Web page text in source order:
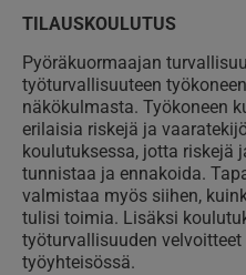
TILAUSKOULUTUS
Pyöräkuormaajan
työturvallisuuteen
näkökulmasta. Työkoneen
erilaisia riskejä ja
koulutuksessa, jotta riskejä
tunnistaa ja ennakoida.
valmistaa myös siihen,
tulisi toimia. Lisäksi
työturvallisuuden
työyhteisössä.